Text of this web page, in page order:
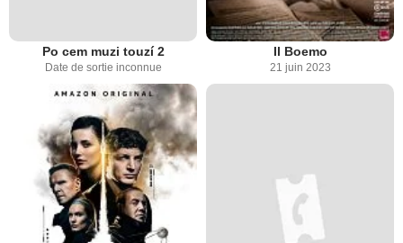
Po cem muzi touzí 2
Date de sortie inconnue
Il Boemo
21 juin 2023